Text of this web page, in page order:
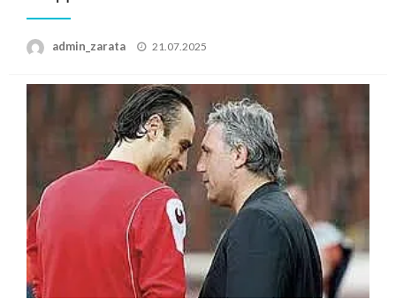
admin_zarata
Posted
21.07.2025